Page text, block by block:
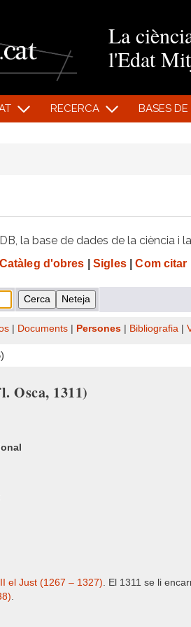
La
l'Edat
RECERCA BASES
la base de dades de la ciència i
Catàleg d'obres Sigles| Com citar
Documents Persones Bibliografia
Osca, 1311)
el Just (1267 – 1327). El 1311 se li
.